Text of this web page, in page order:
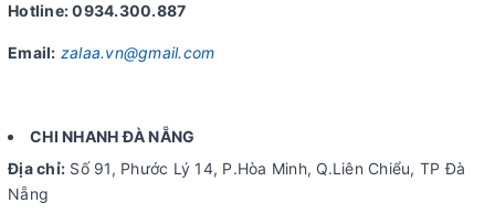
Hotline: 0934.300.887
Email: zalaa.vn@gmail.com
CHI NHANH ĐÀ NẴNG
Địa chỉ: Số 91, Phước Lý 14, P.Hòa Minh, Q.Liên Chiểu, TP Đà
Nẵng